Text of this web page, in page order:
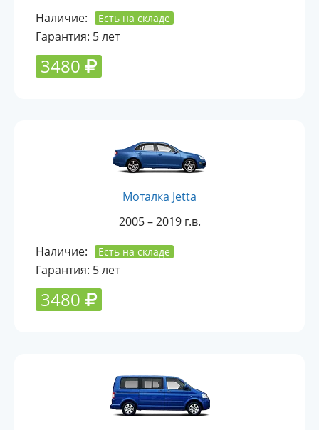
Наличие:
Есть на складе
Гарантия: 5 лет
3480
Моталка Jetta
2005 – 2019 г.в.
Наличие:
Есть на складе
Гарантия: 5 лет
3480